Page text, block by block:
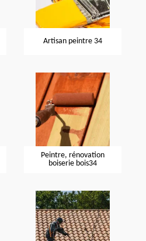
Artisan peintre 34
Peintre, rénovation
boiserie bois34